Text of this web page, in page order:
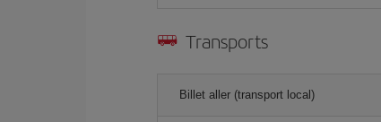
Transports
Billet aller (transport local)